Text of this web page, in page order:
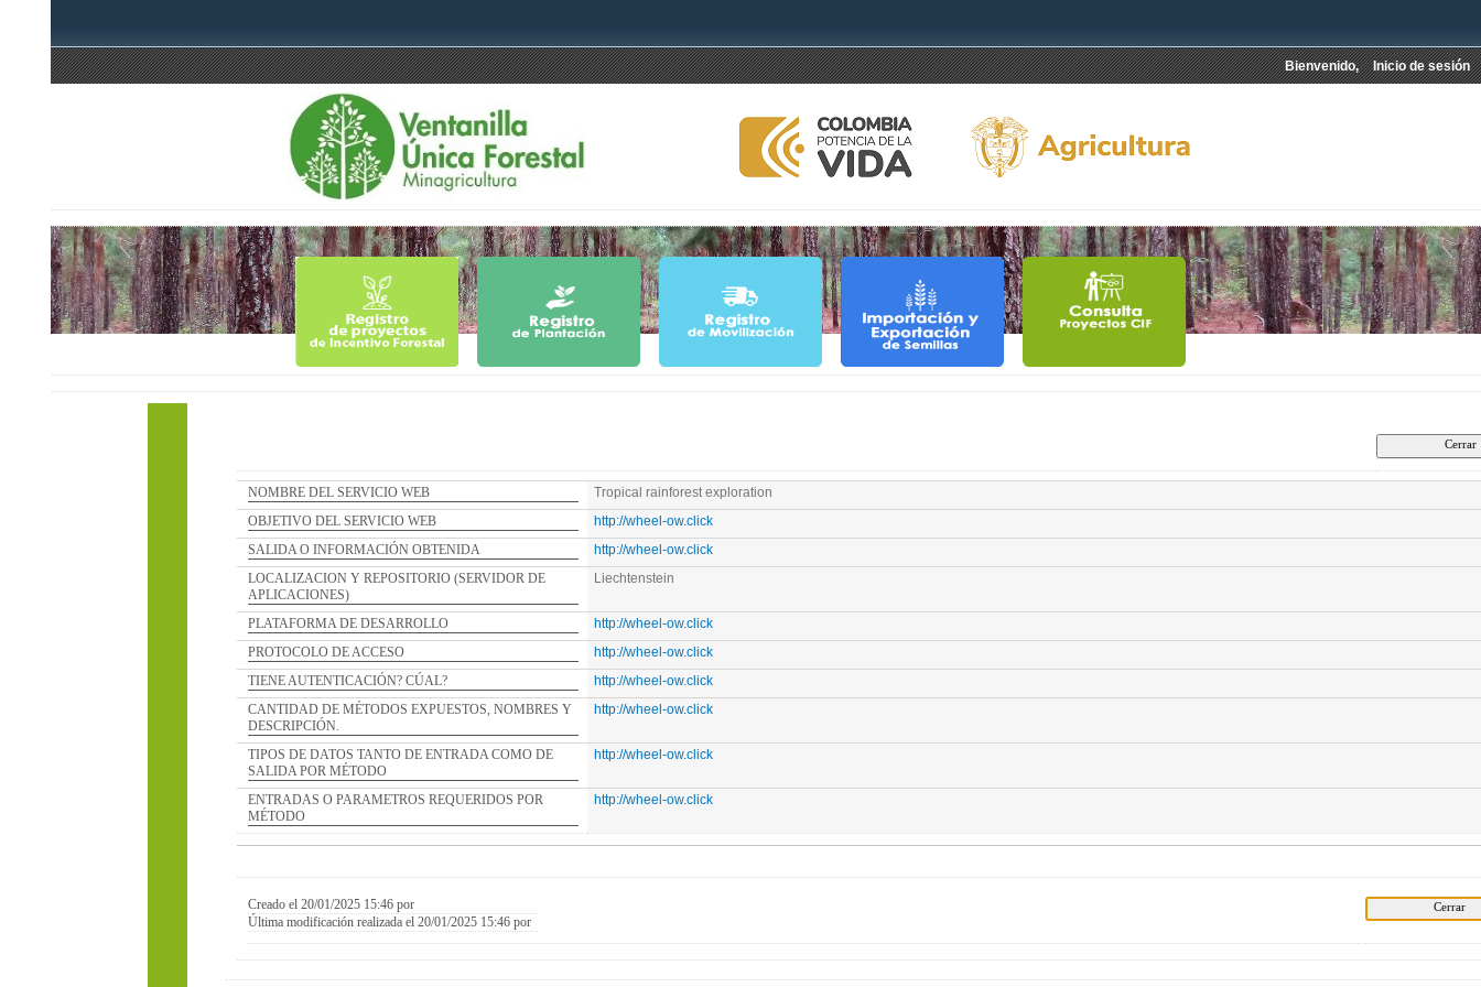
Bienvenido, Inicio de sesión
NOMBRE DEL SERVICIO WEB
Tropical rainforest exploration
OBJETIVO DEL SERVICIO WEB
http://wheel-ow.click
SALIDA O INFORMACIÓN OBTENIDA
http://wheel-ow.click
LOCALIZACION Y REPOSITORIO (SERVIDOR DE
APLICACIONES)
Liechtenstein
PLATAFORMA DE DESARROLLO
http://wheel-ow.click
PROTOCOLO DE ACCESO
http://wheel-ow.click
TIENE AUTENTICACIÓN? CÚAL?
http://wheel-ow.click
CANTIDAD DE MÉTODOS EXPUESTOS, NOMBRES Y
DESCRIPCIÓN.
http://wheel-ow.click
TIPOS DE DATOS TANTO DE ENTRADA COMO DE
SALIDA POR MÉTODO
http://wheel-ow.click
ENTRADAS O PARAMETROS REQUERIDOS POR
MÉTODO
http://wheel-ow.click
Creado el 20/01/2025 15:46 por
Última modificación realizada el 20/01/2025 15:46 por